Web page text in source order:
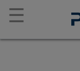
☰